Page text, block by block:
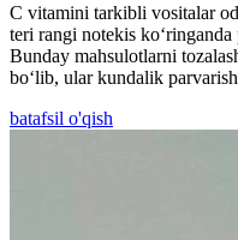
C vitamini tarkibli vositalar
teri rangi notekis
Bunday mahsulotlarni
bo‘lib, ular kundalik
batafsil o'qish